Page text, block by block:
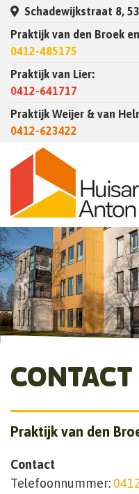
Schadewijkstraat 8,
Praktijk van den Broek
0412-485175
Praktijk van Lier:
0412-641717
Praktijk Weijer & van
0412-623422
Previous
CONTACT
Praktijk van den
Contact
Telefoonnummer: